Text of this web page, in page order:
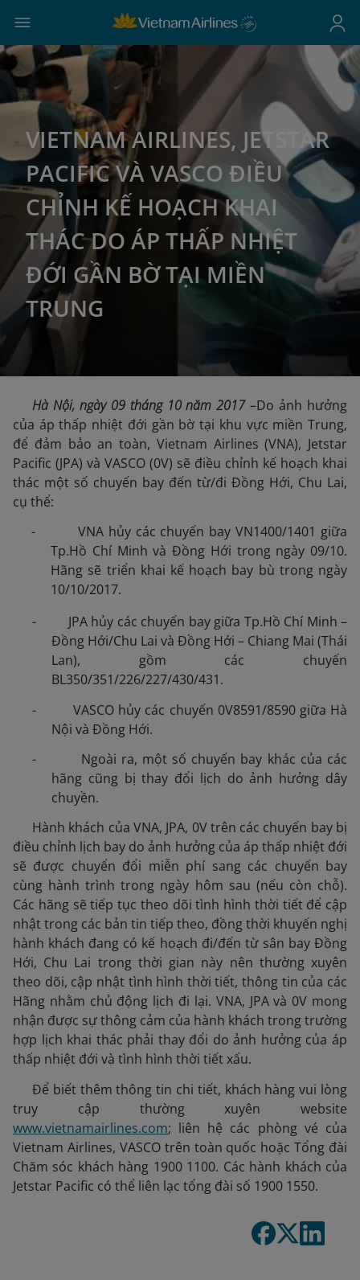
VIETNAM AIRLINES, JETSTAR
PACIFIC VÀ VASCO ĐIỀU
CHỈNH KẾ HOẠCH KHAI
THÁC DO ÁP THẤP NHIỆT
ĐỚI GẦN BỜ TẠI MIỀN
TRUNG
Hà Nội, ngày 09 tháng 10 năm 2017–Do ảnh hưởng
của áp thấp nhiệt đới gần bờ tại khu vực miền Trung,
để đảm bảo an toàn, Vietnam Airlines (VNA), Jetstar
Pacific (JPA) và VASCO (0V) sẽ điều chỉnh kế hoạch khai
thác một số chuyến bay đến từ/đi Đồng Hới, Chu Lai,
cụ thể:
- VNA hủy các chuyến bay VN1400/1401 giữa
Tp.Hồ Chí Minh và Đồng Hới trong ngày 09/10.
Hãng sẽ triển khai kế hoạch bay bù trong ngày
10/10/2017.
- JPA hủy các chuyến bay giữa Tp.Hồ Chí Minh –
Đồng Hới/Chu Lai và Đồng Hới – Chiang Mai (Thái
Lan), gồm các chuyến
BL350/351/226/227/430/431.
- VASCO hủy các chuyến 0V8591/8590 giữa Hà
Nội và Đồng Hới.
- Ngoài ra, một số chuyến bay khác của các
hãng cũng bị thay đổi lịch do ảnh hưởng dây
chuyền.
Hành khách của VNA, JPA, 0V trên các chuyến bay bị
điều chỉnh lịch bay do ảnh hưởng của áp thấp nhiệt đới
sẽ được chuyển đổi miễn phí sang các chuyến bay
cùng hành trình trong ngày hôm sau (nếu còn chỗ).
Các hãng sẽ tiếp tục theo dõi tình hình thời tiết để cập
nhật trong các bản tin tiếp theo, đồng thời khuyến nghị
hành khách đang có kế hoạch đi/đến từ sân bay Đồng
Hới, Chu Lai trong thời gian này nên thường xuyên
theo dõi, cập nhật tình hình thời tiết, thông tin của các
Hãng nhằm chủ động lịch đi lại. VNA, JPA và 0V mong
nhận được sự thông cảm của hành khách trong trường
hợp lịch khai thác phải thay đổi do ảnh hưởng của áp
thấp nhiệt đới và tình hình thời tiết xấu.
Để biết thêm thông tin chi tiết, khách hàng vui lòng
truy cập thường xuyên website
www.vietnamairlines.com; liên hệ các phòng vé của
Vietnam Airlines, VASCO trên toàn quốc hoặc Tổng đài
Chăm sóc khách hàng 1900 1100. Các hành khách của
Jetstar Pacific có thể liên lạc tổng đài số 1900 1550.